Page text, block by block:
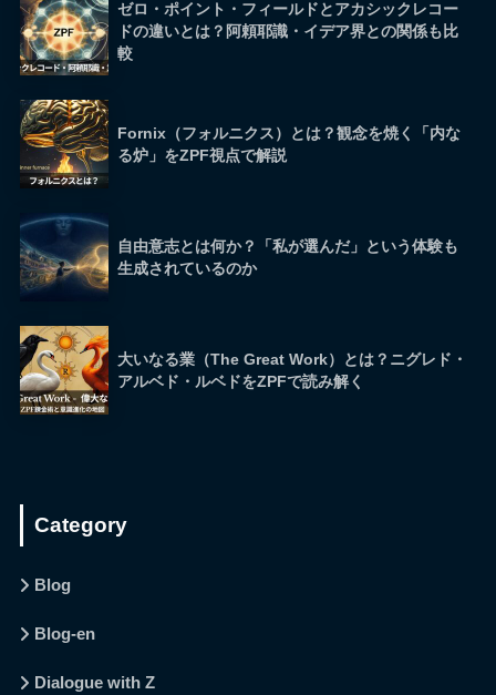
ゼロ・ポイント・フィールドとアカシックレコー
ドの違いとは？阿頼耶識・イデア界との関係も比
較
Fornix（フォルニクス）とは？観念を焼く「内な
る炉」をZPF視点で解説
自由意志とは何か？「私が選んだ」という体験も
生成されているのか
大いなる業（The Great Work）とは？ニグレド・
アルベド・ルベドをZPFで読み解く
Category
Blog
Blog-en
Dialogue with Z